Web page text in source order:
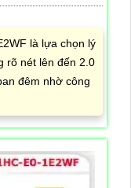
là lựa chọn lý
rõ nét lên đến 2.0
đêm nhờ công